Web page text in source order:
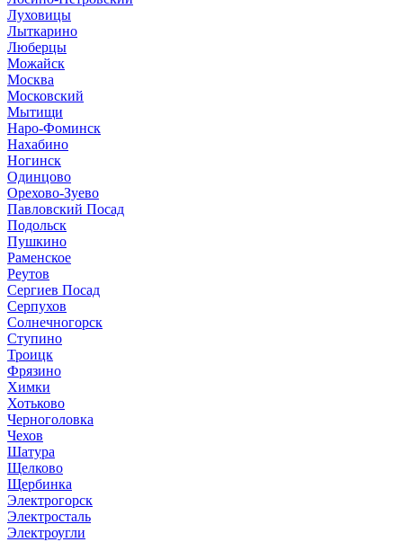
Луховицы
Лыткарино
Люберцы
Можайск
Москва
Московский
Мытищи
Наро-Фоминск
Нахабино
Ногинск
Одинцово
Орехово-Зуево
Павловский Посад
Подольск
Пушкино
Раменское
Реутов
Сергиев Посад
Серпухов
Солнечногорск
Ступино
Троицк
Фрязино
Химки
Хотьково
Черноголовка
Чехов
Шатура
Щелково
Щербинка
Электрогорск
Электросталь
Электроугли